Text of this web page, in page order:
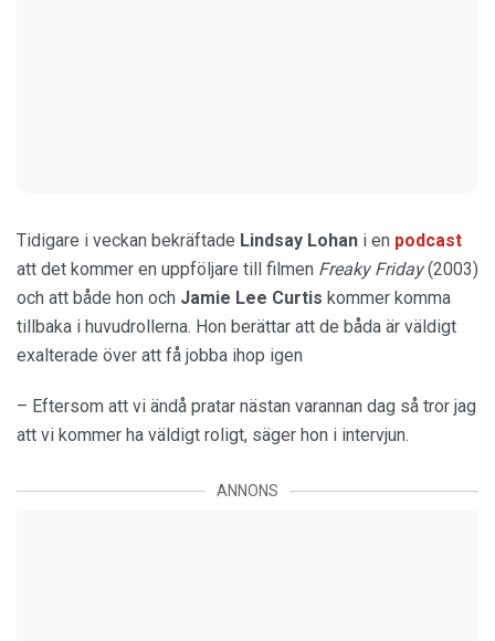
Tidigare i veckan bekräftade Lindsay Lohan i en podcast
att det kommer en uppföljare till filmen Freaky Friday(2003)
och att både hon och Jamie Lee Curtis kommer komma
tillbaka i huvudrollerna. Hon berättar att de båda är väldigt
exalterade över att få jobba ihop igen
– Eftersom att vi ändå pratar nästan varannan dag så tror jag
att vi kommer ha väldigt roligt, säger hon i intervjun.
ANNONS